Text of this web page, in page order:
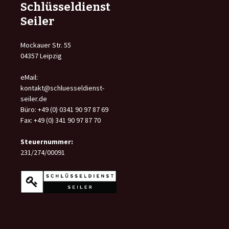
Schlüsseldienst
Seiler
Mockauer Str. 55
04357 Leipzig
eMail:
kontakt@schluesseldienst-
seiler.de
Büro: +49 (0) 0341 90 97 87 69
Fax: +49 (0) 341 90 97 87 70
Steuernummer:
231/274/00091